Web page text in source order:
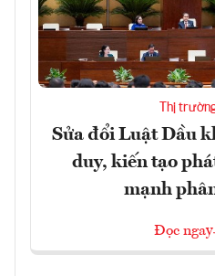
Thị
Sửa đổi Luật Dầu
duy, kiến tạo
mạnh
Đọc ngay